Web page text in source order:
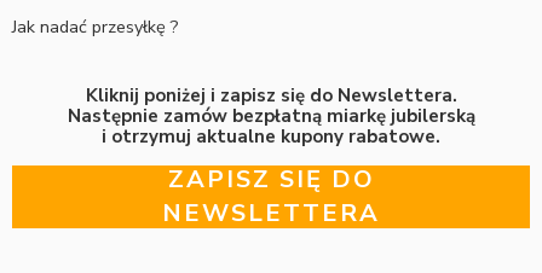
Jak nadać przesyłkę ?
Kliknij poniżej i zapisz się do Newslettera.
Następnie zamów bezpłatną miarkę jubilerską
i otrzymuj aktualne kupony rabatowe.
ZAPISZ SIĘ DO
NEWSLETTERA